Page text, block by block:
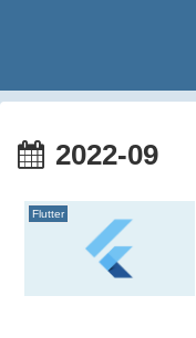
2022-09
Flutter